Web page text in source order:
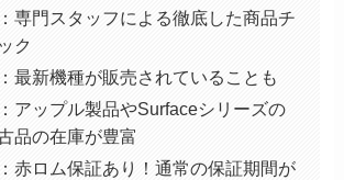
専門スタッフによる徹底した商品チ
ク
最新機種が販売されていることも
アップル製品やSurfaceシリーズの
品の在庫が豊富
赤ロム保証あり！通常の保証期間が